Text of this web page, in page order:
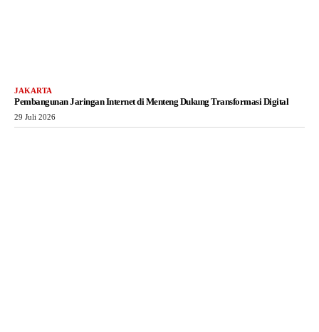
JAKARTA
Pembangunan Jaringan Internet di Menteng Dukung Transformasi Digital
29 Juli 2026